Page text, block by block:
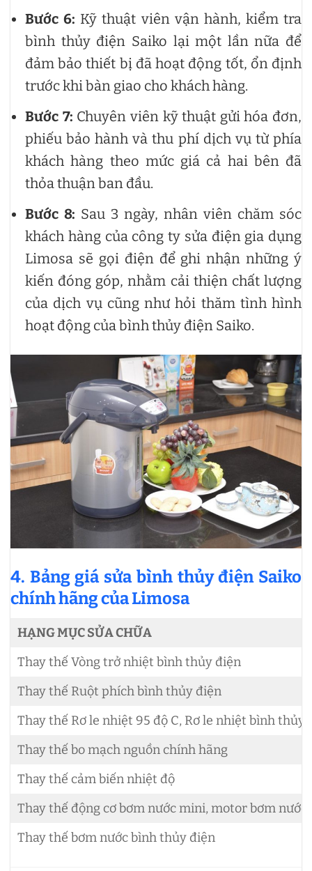
Bước 6: Kỹ thuật viên vận hành, kiểm tra
bình thủy điện Saiko lại một lần nữa để
đảm bảo thiết bị đã hoạt động tốt, ổn định
trước khi bàn giao cho khách hàng.
Bước 7: Chuyên viên kỹ thuật gửi hóa đơn,
phiếu bảo hành và thu phí dịch vụ từ phía
khách hàng theo mức giá cả hai bên đã
thỏa thuận ban đầu.
Bước 8: Sau 3 ngày, nhân viên chăm sóc
khách hàng của công ty sửa điện gia dụng
Limosa sẽ gọi điện để ghi nhận những ý
kiến đóng góp, nhằm cải thiện chất lượng
của dịch vụ cũng như hỏi thăm tình hình
hoạt động của bình thủy điện Saiko.
4. Bảng giá sửa bình thủy điện Saiko
chính hãng của Limosa
HẠNG MỤC SỬA CHỮA
Thay thế Vòng trở nhiệt bình thủy điện
Thay thế Ruột phích bình thủy điện
Thay thế Rơ le nhiệt 95 độ C, Rơ le nhiệt bình thủy
Thay thế bo mạch nguồn chính hãng
Thay thế cảm biến nhiệt độ
Thay thế động cơ bơm nước mini, motor bơm
Thay thế bơm nước bình thủy điện